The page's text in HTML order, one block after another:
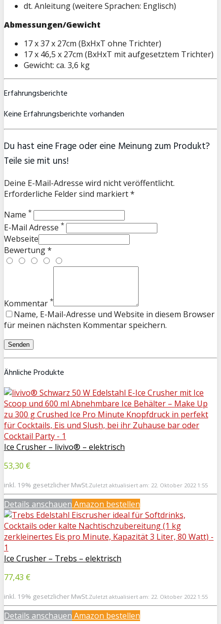
dt. Anleitung (weitere Sprachen: Englisch)
Abmessungen/Gewicht
17 x 37 x 27cm (BxHxT ohne Trichter)
17 x 46,5 x 27cm (BxHxT mit aufgesetztem Trichter)
Gewicht: ca. 3,6 kg
Erfahrungsberichte
Keine Erfahrungsberichte vorhanden
Du hast eine Frage oder eine Meinung zum Produkt?
Teile sie mit uns!
Deine E-Mail-Adresse wird nicht veröffentlicht.
Erforderliche Felder sind markiert *
Name *
E-Mail Adresse *
Webseite
Bewertung *
Kommentar *
Name, E-Mail-Adresse und Website in diesem Browser
für meinen nächsten Kommentar speichern.
Ähnliche Produkte
Ice Crusher – livivo® – elektrisch
53,30 €
inkl. 19% gesetzlicher MwSt.Zuletzt aktualisiert am: 22. Oktober 2022 1:55
Details anschauen Amazon bestellen
Ice Crusher – Trebs – elektrisch
77,43 €
inkl. 19% gesetzlicher MwSt.Zuletzt aktualisiert am: 22. Oktober 2022 1:55
Details anschauen Amazon bestellen